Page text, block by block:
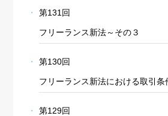
第131回
フリーランス新法～その３
第130回
フリーランス新法における取引条
第129回